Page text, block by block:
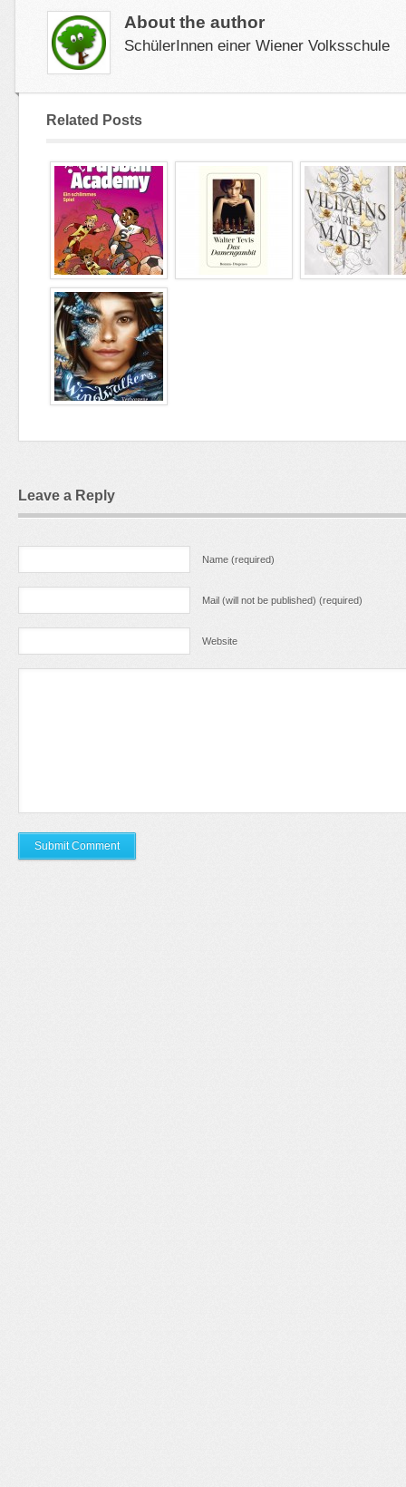
About the author
SchülerInnen einer Wiener Volksschule
Related Posts
Leave a Reply
Name (required)
Mail (will not be published) (required)
Website